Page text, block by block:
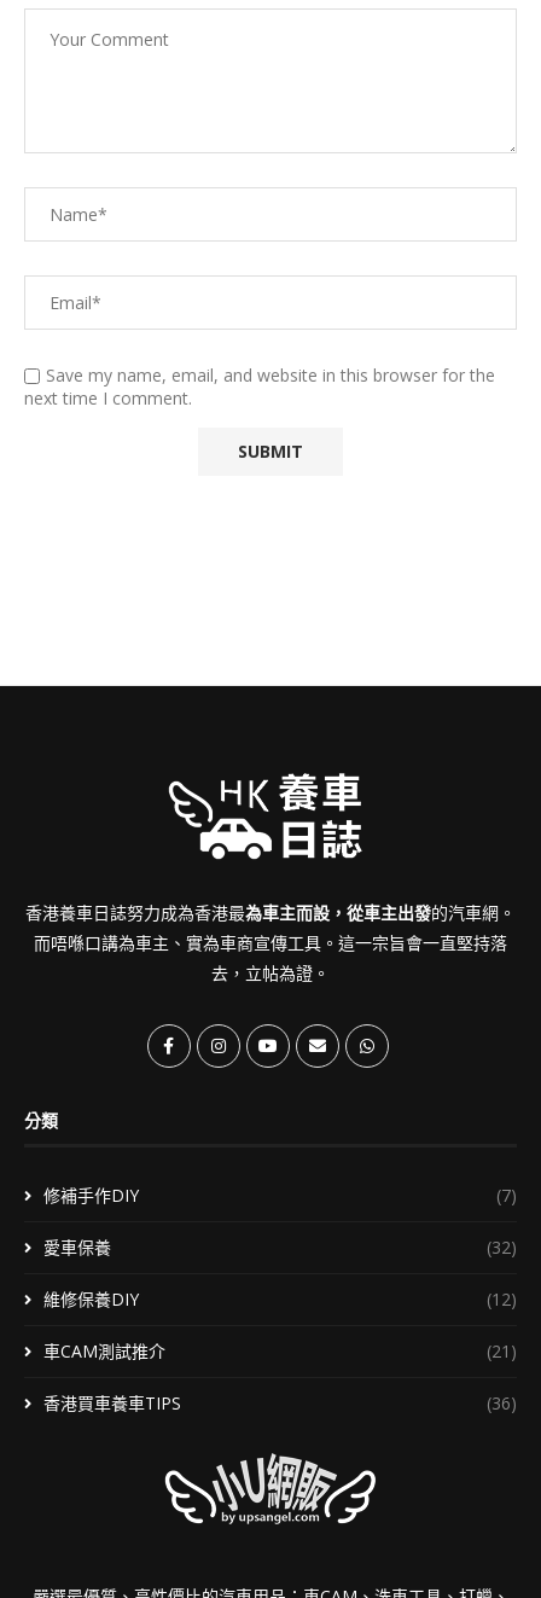
Save my name, email, and website in this browser for the
next time I comment.
香港養車日誌努力成為香港最為車主而設，從車主出發的汽車網。
而唔喺口講為車主、實為車商宣傳工具。這一宗旨會一直堅持落
去，立帖為證。
分類
修補手作DIY (7)
愛車保養 (32)
維修保養DIY (12)
車CAM測試推介 (21)
香港買車養車TIPS (36)